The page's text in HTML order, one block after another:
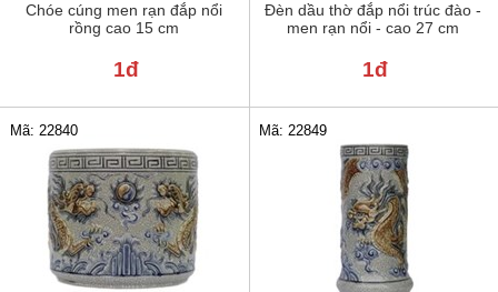
Chóe cúng men rạn đắp nổi
rồng cao 15 cm
1đ
Đèn dầu thờ đắp nổi trúc đào -
men rạn nổi - cao 27 cm
1đ
Mã: 22840 Mã: 22849